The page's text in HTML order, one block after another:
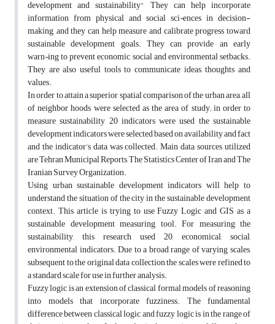
development and sustainability" They can help incorporate
information from physical and social sci¬ences in decision-
making, and they can help measure and calibrate progress toward
sustainable development goals. They can provide an early
warn¬ing to prevent economic, social and environmental setbacks.
They are also useful tools to communicate ideas, thoughts and
values.
In order to attain a superior spatial comparison of the urban area, all
of neighbor hoods were selected as the area of study; in order to
measure sustainability 20 indicators were used the sustainable
development indicators were selected based on availability and fact
and the indicator’s data was collected. Main data sources utilized
are Tehran Municipal Reports, The Statistics Center of Iran and The
Iranian Survey Organization.
Using urban sustainable development indicators will help to
understand the situation of the city in the sustainable development
context. This article is trying to use Fuzzy Logic and GIS as a
sustainable development measuring tool. For measuring the
sustainability, this research used 20, economical, social,
environmental indicators. Due to a broad range of varying scales,
subsequent to the original data collection the scales were refined to
a standard scale for use in further analysis.
Fuzzy logic is an extension of classical formal models of reasoning
into models that incorporate fuzziness. The fundamental
difference between classical logic and fuzzy logic is in the range of